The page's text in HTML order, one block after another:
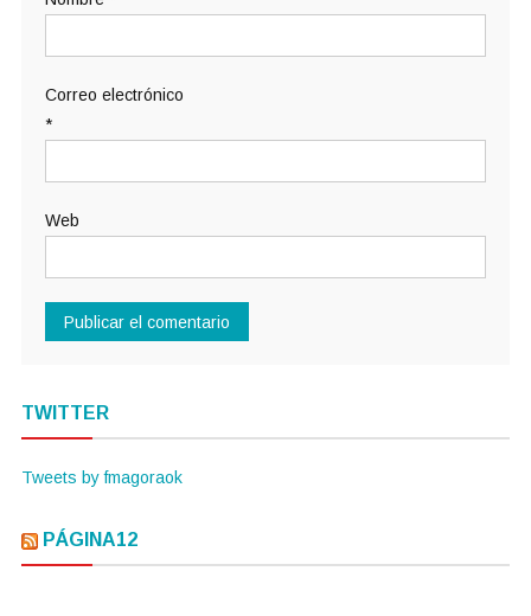
Correo electrónico
*
Web
TWITTER
Tweets by fmagoraok
PÁGINA12